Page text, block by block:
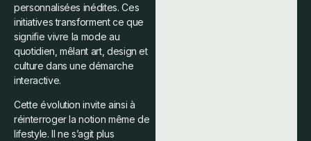
personnalisées inédites. Ces
initiatives transforment ce que
signifie vivre la mode au
quotidien, mêlant art, design et
culture dans une démarche
interactive.
Cette évolution invite ainsi à
réinterroger la notion même de
lifestyle. Il ne s’agit plus